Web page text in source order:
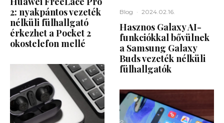
2: nyakpántos vezeték
nélküli fülhallgató
érkezhet a Pocket 2
okostelefon mellé
Blog · 2024.02.16.
Hasznos Galaxy AI-
funkciókkal bővülnek
a Samsung Galaxy
Buds vezeték nélküli
fülhallgatók